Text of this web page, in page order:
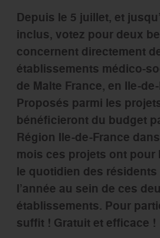
Depuis le 5 juillet, et
inclus, votez pour deux
concernent directement
établissements médico-
de Malte France, en Ile-
Proposés parmi les
bénéficieront du budget
Région Ile-de-France
mois ces projets ont pour
le quotidien des
l’année au sein de ces
établissements. Pour
suffit ! Gratuit et efficace !